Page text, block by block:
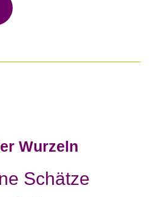
Wurzeln
Schätze